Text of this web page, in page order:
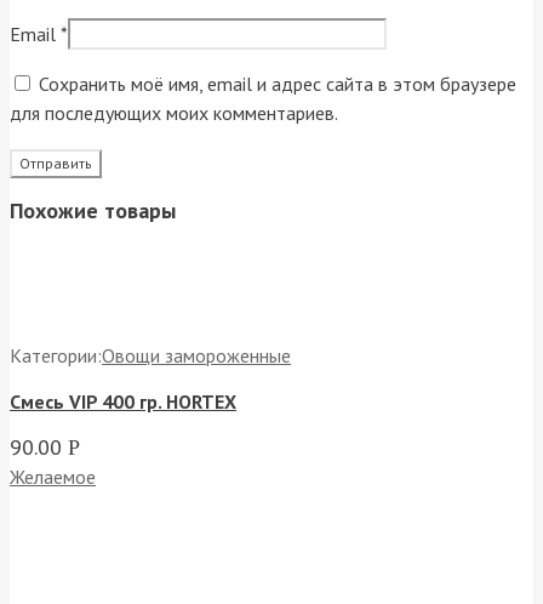
Email *
Сохранить моё имя, email и адрес сайта в этом браузере
для последующих моих комментариев.
Похожие товары
Категории:Овощи замороженные
Cмесь VIP 400 гр. HORTEX
90.00 Р
Желаемое